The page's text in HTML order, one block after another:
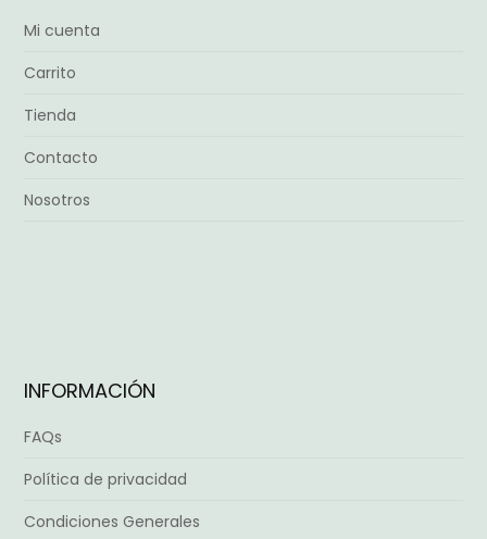
Mi cuenta
Carrito
Tienda
Contacto
Nosotros
INFORMACIÓN
FAQs
Política de privacidad
Condiciones Generales